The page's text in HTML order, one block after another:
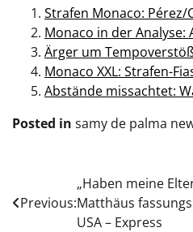
Strafen Monaco: Pérez/
Monaco in der Analyse:
Ärger um
Monaco XXL: Strafen-
Abstände missachtet:
Posted in samy de palma
navigation
Previous:
„Haben meine
Matthäus
USA – Express